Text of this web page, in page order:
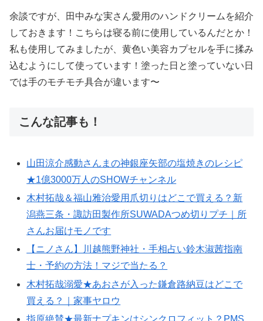
余談ですが、田中みな実さん愛用のハンドクリームを紹介
しておきます！こちらは寝る前に使用しているんだとか！
私も使用してみましたが、黄色い美容カプセルを手に揉み
込むようにして使っています！塗った日と塗っていない日
では手のモチモチ具合が違います〜
こんな記事も！
山田涼介感動さんまの神銀座矢部の塩焼きのレシピ
★1億3000万人のSHOWチャンネル
木村拓哉＆福山雅治愛用爪切りはどこで買える？新
潟燕三条・諏訪田製作所SUWADAつめ切りプチ｜所
さんお届けモノです
【ニノさん】川越熊野神社・手相占い鈴木淑茜指南
士・予約の方法！マジで当たる？
木村拓哉溺愛★あおさが入った鎌倉路納豆はどこで
買える？｜家事ヤロウ
指原絶賛★最新ナプキンはシンクロフィット？PMS